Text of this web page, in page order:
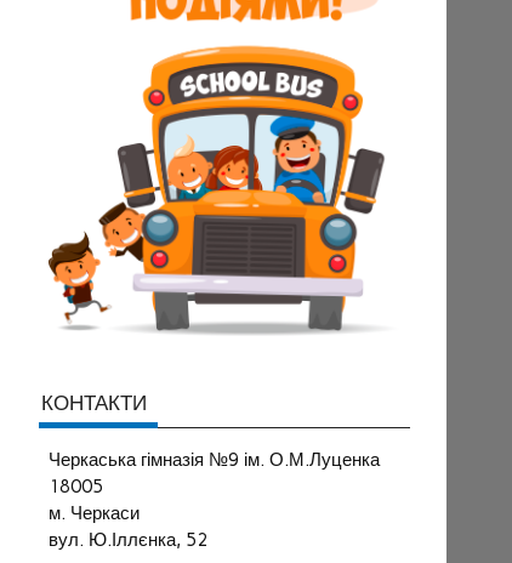
КОНТАКТИ
Черкаська гімназія №9 ім. О.М.Луценка
18005
м. Черкаси
вул. Ю.Іллєнка, 52